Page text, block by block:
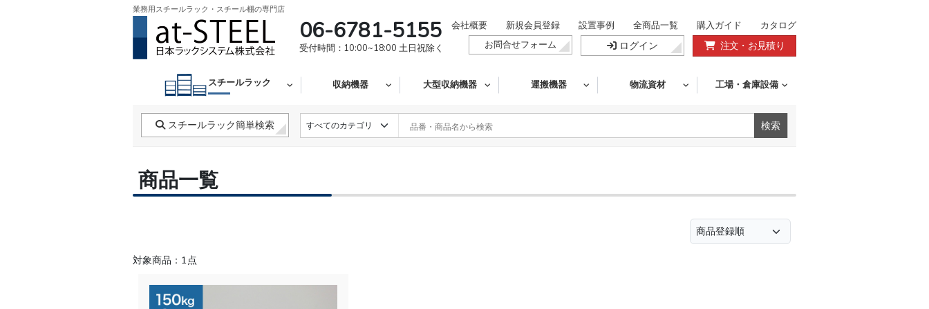
業務用スチールラック・スチール棚の専門店
06-6781-5155
受付時間：10:00~18:00 土日祝除く
会社概要 新規会員登録 設置事例 全商品一覧 購入ガイド
カタログ
お問合せフォーム
ログイン 注文・お見積り
スチールラック 収納機器 大型収納機器 運搬機器 物流資材 工場・倉庫設備
スチールラック簡単検索
商品一覧
対象商品：1点